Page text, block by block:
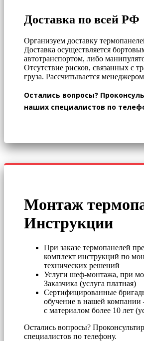
Доставка по всей РФ
Организуем доставку
Доставка осуществляется
автотранспортом, либо
Отсутствие рисков, связанных с
груза. Рассчитывается
Остались вопросы?
наших специалистов по
Монтаж
Инструкции
При заказе термопанелей
комплект инструкций по
технических решений
Услуги шеф-монтажа, при
Заказчика (услуга платная)
Сертифицированные
обучение в нашей
с материалом более 10 лет
Остались вопросы?
специалистов по телефону.